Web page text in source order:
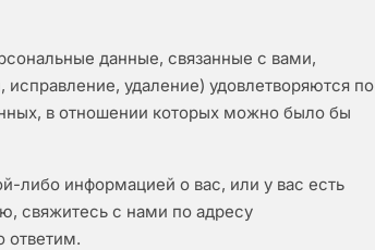
данные, связанные с вами,
удаление) удовлетворяются по
в отношении которых можно было бы
либо информацией о вас, или у вас есть
свяжитесь с нами по адресу
ответим.